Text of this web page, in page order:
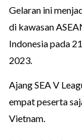
Gelaran ini
di kawasan
Indonesia pada
2023.
Ajang SEA V
empat peserta
Vietnam.